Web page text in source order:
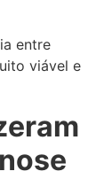
entre
viável e